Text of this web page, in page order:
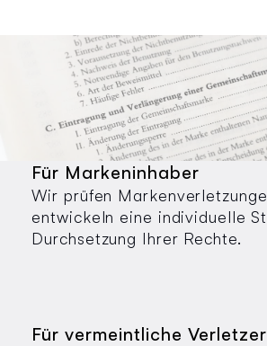
Für Markeninhaber
Wir prüfen
entwickeln eine individuelle
Durchsetzung Ihrer Rechte.
Für vermeintliche Verletzer